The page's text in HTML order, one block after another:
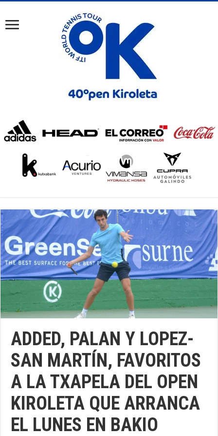
ADDED, PALAN Y LOPEZ-
SAN MARTÍN, FAVORITOS
A LA TXAPELA DEL OPEN
KIROLETA QUE ARRANCA
EL LUNES EN BAKIO